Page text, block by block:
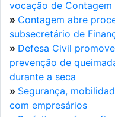
vocação de
» Contagem abre
subsecretário de
» Defesa Civil
prevenção de
durante a seca
» Segurança,
com empresários